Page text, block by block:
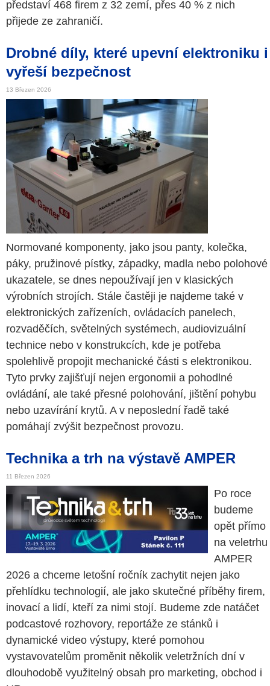
představí 468 firem z 32 zemí, přes 40 % z nich
přijede ze zahraničí.
Drobné díly, které upevní elektroniku i
vyřeší bezpečnost
13 Březen 2026
Normované komponenty, jako jsou panty, kolečka,
páky, pružinové pístky, západky, madla nebo polohové
ukazatele, se dnes nepoužívají jen v klasických
výrobních strojích. Stále častěji je najdeme také v
elektronických zařízeních, ovládacích panelech,
rozvaděčích, světelných systémech, audiovizuální
technice nebo v konstrukcích, kde je potřeba
spolehlivě propojit mechanické části s elektronikou.
Tyto prvky zajišťují nejen ergonomii a pohodlné
ovládání, ale také přesné polohování, jištění pohybu
nebo uzavírání krytů. A v neposlední řadě také
pomáhají zvýšit bezpečnost provozu.
Technika a trh na výstavě AMPER
11 Březen 2026
Po roce
budeme
opět přímo
na veletrhu
AMPER
2026 a chceme letošní ročník zachytit nejen jako
přehlídku technologií, ale jako skutečné příběhy firem,
inovací a lidí, kteří za nimi stojí. Budeme zde natáčet
podcastové rozhovory, reportáže ze stánků i
dynamické video výstupy, které pomohou
vystavovatelům proměnit několik veletržních dní v
dlouhodobě využitelný obsah pro marketing, obchod i